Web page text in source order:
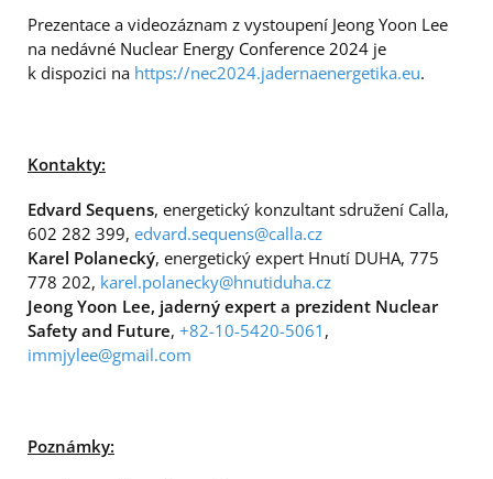
Prezentace a videozáznam z vystoupení Jeong Yoon Lee
na nedávné Nuclear Energy Conference 2024 je
k dispozici na https://nec2024.jadernaenergetika.eu.
Kontakty:
Edvard Sequens, energetický konzultant sdružení Calla,
602 282 399, edvard.sequens@calla.cz
Karel Polanecký, energetický expert Hnutí DUHA, 775
778 202, karel.polanecky@hnutiduha.cz
Jeong Yoon Lee, jaderný expert a prezident Nuclear
Safety and Future, +82-10-5420-5061 ,
immjylee@gmail.com
Poznámky: